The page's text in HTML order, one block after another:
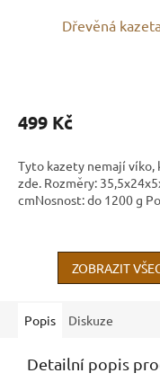
Dřevěná
499 Kč
Tyto kazety nemají víko,
zde. Rozměry:
cmNosnost: do 1200 g
ZOBRAZIT
Popis Diskuze
Detailní popis